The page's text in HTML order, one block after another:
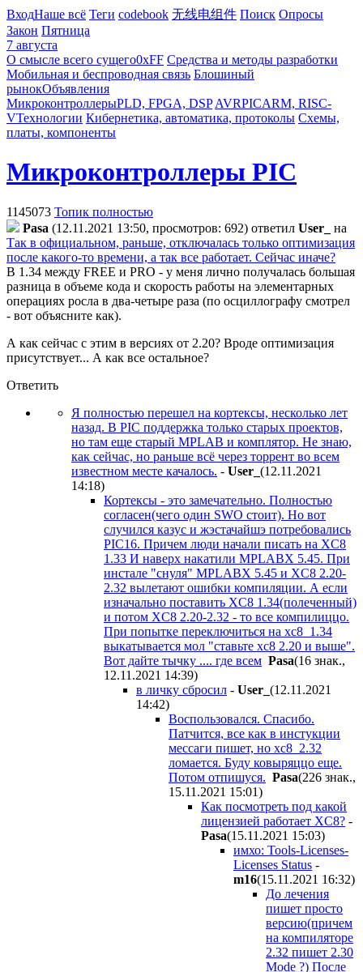
ВходНаше всё Теги codebook 无线电组件 Поиск Опросы
Закон Пятница
7 августа
О смысле всего сущего0xFF Средства и методы разработки
Мобильная и беспроводная связь Блошиный
рынокОбъявления
МикроконтроллерыPLD, FPGA, DSP AVRPICARM, RISC-
VТехнологии Кибернетика, автоматика, протоколы Схемы,
платы, компоненты
Микроконтроллеры PIC
1145073 Топик полностью
Pasa (12.11.2021 13:50, просмотров: 692) ответил User_
на
Так в официальном, раньше, отключалась только оптимизация
после какого-то времени, а так все работает. Сейчас иначе?
В 1.34 между FREE и PRO - у меня лично получалась большая
разница в объеме кода и скорость работы на элементарных
операциях росла в два-четыре раза (по осциллографу смотрел
- вот объясните как).
А как сейчас с этим в версиях от 2.20? Вроде оптимизация
присутствует... А как все остальное?
Ответить
Я полностью перешел на кортексы, несколько лет
назад. В PIC поддержка только старых проектов,
но там еще старый MPLAB и комплятор. Не знаю,
как сейчас, но раньше всё через торрент во всем
известном месте качалось. - User_ (12.11.2021
14:18)
Кортексы - это замечательно. Полностью
согласен(чего один SWO стоит). Но вот
случился казус и жэстачайшэ потребовались
PIC16. Причем люди начали писать на XC8
1.33 И наверх накатили MPLABX 5.45. При
инстале "снуля" MPLABX 5.45 и XC8 2.20-
2.32 вылетают ошибки компиляции. А если
изначально поставить XC8 1.34(полеченный)
и потом XC8 2.20-2.32 - то все компилиццо.
При попытке переключиться на xc8_1.34
выкатывается мол "ставьте xc8 2.20 и выше".
Вот дайте тычку .... где всем Pasa(16 знак.,
12.11.2021 14:39)
в личку сбросил - User_ (12.11.2021
14:42)
Воспользовался. Спасибо.
Патчится, все как в инстукции
мессаги пишет, но xc8_2.32
ломается. Буду ковыряццо еще.
Потом отпишуся. Pasa(226 знак.,
15.11.2021 15:01)
Как посмотреть под какой
лицензией работает XC8? -
Pasa(15.11.2021 15:03)
имхо: Tools-Licenses-
Licenses Status -
m16(15.11.2021 16:32)
До лечения
пишет просто
версию(причем
на компиляторе
2.32 пишет 2.30
Mode ?) После